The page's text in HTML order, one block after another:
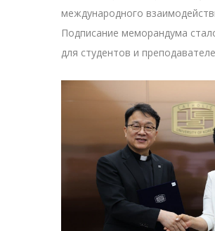
международного
Подписание меморандума
для студентов и